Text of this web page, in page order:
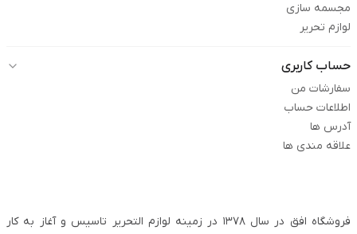
مجسمه سازی
لوازم تحریر
حساب کاربری
سفارشات من
اطلاعات حساب
آدرس ها
علاقه مندی ها
فروشگاه افق در سال ۱۳۷۸ در زمینه لوازم التحریر تاسیس و آغاز به کار